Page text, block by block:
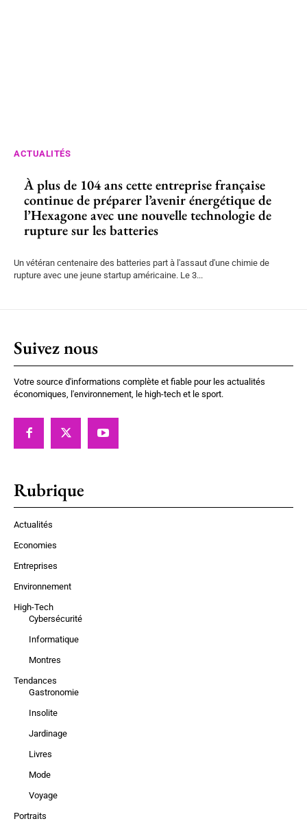
ACTUALITÉS
À plus de 104 ans cette entreprise française
continue de préparer l’avenir énergétique de
l’Hexagone avec une nouvelle technologie de
rupture sur les batteries
Un vétéran centenaire des batteries part à l'assaut d'une chimie de
rupture avec une jeune startup américaine. Le 3...
Suivez nous
Votre source d'informations complète et fiable pour les actualités
économiques, l'environnement, le high-tech et le sport.
Rubrique
Actualités
Economies
Entreprises
Environnement
High-Tech
Cybersécurité
Informatique
Montres
Tendances
Gastronomie
Insolite
Jardinage
Livres
Mode
Voyage
Portraits